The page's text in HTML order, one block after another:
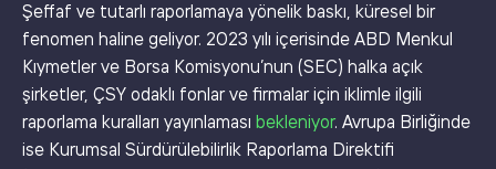
Şeffaf ve tutarlı raporlamaya yönelik baskı, küresel bir
fenomen haline geliyor. 2023 yılı içerisinde ABD Menkul
Kıymetler ve Borsa Komisyonu’nun (SEC) halka açık
şirketler, ÇSY odaklı fonlar ve firmalar için iklimle ilgili
raporlama kuralları yayınlaması bekleniyor. Avrupa Birliğinde
ise Kurumsal Sürdürülebilirlik Raporlama Direktifi